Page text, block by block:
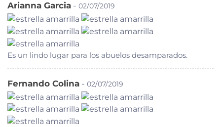
Arianna Garcia - 02/07/2019
Es un lindo lugar para los abuelos desamparados.
Fernando Colina - 02/07/2019